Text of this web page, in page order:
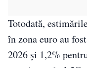
Totodată,
în zona euro au
2026 şi 1,2%